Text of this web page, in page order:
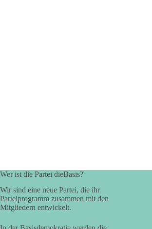
Wer ist die Partei dieBasis?
Wir sind eine neue Partei, die ihr
Parteiprogramm zusammen mit den
Mitgliedern entwickelt.